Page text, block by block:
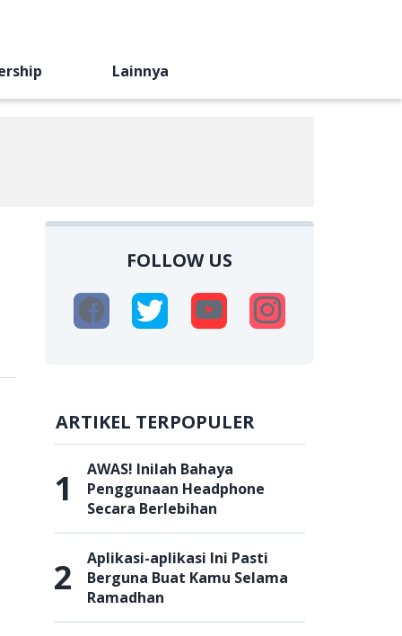
Lainnya
FOLLOW US
ARTIKEL TERPOPULER
1
AWAS! Inilah Bahaya
Penggunaan Headphone
Secara Berlebihan
2
Aplikasi-aplikasi Ini Pasti
Berguna Buat Kamu Selama
Ramadhan